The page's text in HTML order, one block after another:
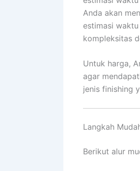
Anda akan
estimasi
kompleksitas
Untuk harga,
agar
jenis finishing
Langkah
Berikut alur